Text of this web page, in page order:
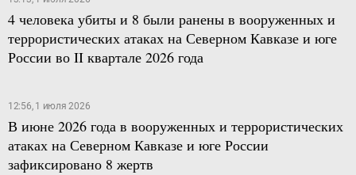
4 человека убиты и 8 были ранены в вооруженных и
террористических атаках на Северном Кавказе и юге
России во II квартале 2026 года
12:56, 1 июля 2026
В июне 2026 года в вооруженных и террористических
атаках на Северном Кавказе и юге России
зафиксировано 8 жертв